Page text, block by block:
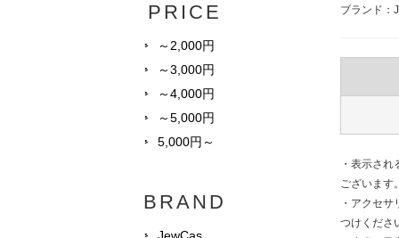
ブランド：
・表示さ
ございます
・アクセ
つけくださ
PRICE
～2,000円
～3,000円
～4,000円
～5,000円
5,000円～
BRAND